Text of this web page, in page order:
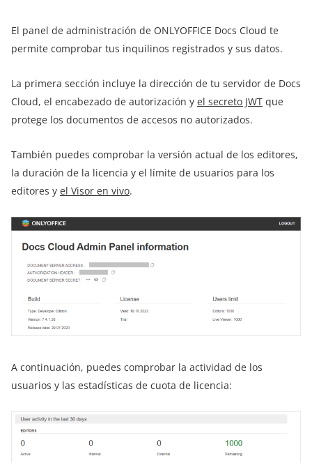
El panel de administración de ONLYOFFICE Docs Cloud te
permite comprobar tus inquilinos registrados y sus datos.
La primera sección incluye la dirección de tu servidor de Docs
Cloud, el encabezado de autorización y el secreto JWT que
protege los documentos de accesos no autorizados.
También puedes comprobar la versión actual de los editores,
la duración de la licencia y el límite de usuarios para los
editores y el Visor en vivo.
A continuación, puedes comprobar la actividad de los
usuarios y las estadísticas de cuota de licencia: